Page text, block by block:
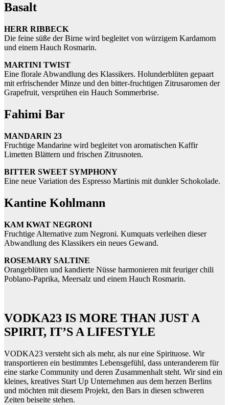
Basalt
HERR RIBBECK
Die feine süße der Birne wird begleitet von würzigem Kardamom
und einem Hauch Rosmarin.
MARTINI TWIST
Eine florale Abwandlung des Klassikers. Holunderblüten gepaart
mit erfrischender Minze und den bitter-fruchtigen Zitrusaromen der
Grapefruit, versprühen ein Hauch Sommerbrise.
Fahimi Bar
MANDARIN 23
Fruchtige Mandarine wird begleitet von aromatischen Kaffir
Limetten Blättern und frischen Zitrusnoten.
BITTER SWEET SYMPHONY
Eine neue Variation des Espresso Martinis mit dunkler Schokolade.
Kantine Kohlmann
KAM KWAT NEGRONI
Fruchtige Alternative zum Negroni. Kumquats verleihen dieser
Abwandlung des Klassikers ein neues Gewand.
ROSEMARY SALTINE
Orangeblüten und kandierte Nüsse harmonieren mit feuriger chili
Poblano-Paprika, Meersalz und einem Hauch Rosmarin.
VODKA23 IS MORE THAN JUST A
SPIRIT, IT’S A LIFESTYLE
VODKA23 versteht sich als mehr, als nur eine Spirituose. Wir
transportieren ein bestimmtes Lebensgefühl, dass unteranderem für
eine starke Community und deren Zusammenhalt steht. Wir sind ein
kleines, kreatives Start Up Unternehmen aus dem herzen Berlins
und möchten mit diesem Projekt, den Bars in diesen schweren
Zeiten beiseite stehen.